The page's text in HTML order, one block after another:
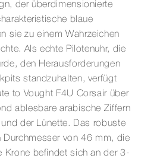
der überdimensionierte
blaue
sie zu einem Wahrzeichen
Als echte Pilotenuhr, die
den Herausforderungen
standzuhalten, verfügt
to Vought F4U Corsair über
ablesbare arabische Ziffern
der Lünette. Das robuste
Durchmesser von 46 mm, die
Krone befindet sich an der 3-